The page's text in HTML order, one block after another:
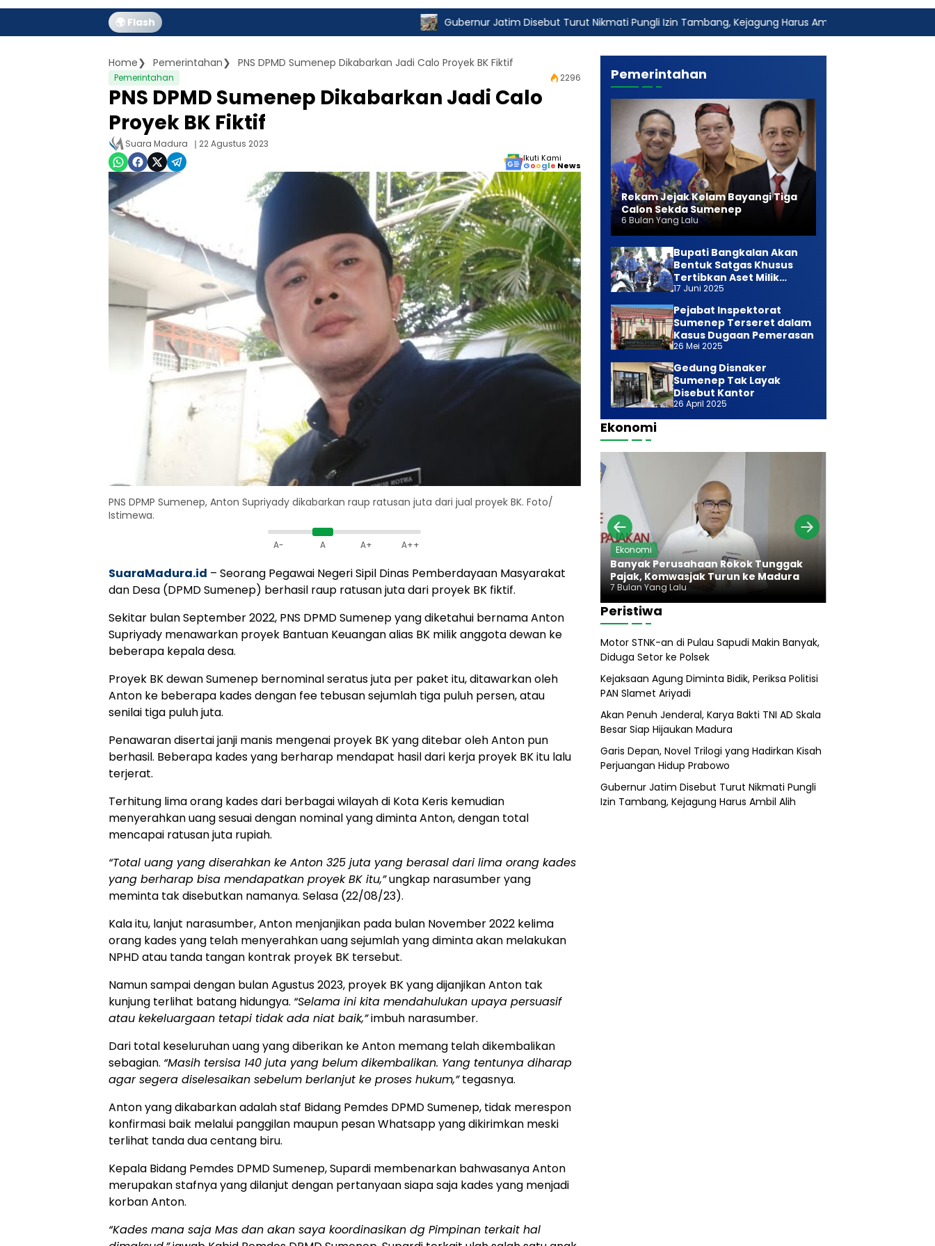
🌍 Flash Gubernur Jatim Disebut Turut Nikmati Pungli Izin Tambang, Kejagung Harus Ambil Alih
Home Pemerintahan PNS DPMD Sumenep Dikabarkan Jadi Calo Proyek BK Fiktif
Pemerintahan 2296
PNS DPMD Sumenep Dikabarkan Jadi Calo
Proyek BK Fiktif
Suara Madura 22 Agustus 2023
Ikuti Kami
Google News
PNS DPMP Sumenep, Anton Supriyady dikabarkan raup ratusan juta dari jual proyek BK. Foto/
Istimewa.
A- A A+ A++
SuaraMadura.id – Seorang Pegawai Negeri Sipil Dinas Pemberdayaan Masyarakat
dan Desa (DPMD Sumenep) berhasil raup ratusan juta dari proyek BK fiktif.
Sekitar bulan September 2022, PNS DPMD Sumenep yang diketahui bernama Anton
Supriyady menawarkan proyek Bantuan Keuangan alias BK milik anggota dewan ke
beberapa kepala desa.
Proyek BK dewan Sumenep bernominal seratus juta per paket itu, ditawarkan oleh
Anton ke beberapa kades dengan fee tebusan sejumlah tiga puluh persen, atau
senilai tiga puluh juta.
Penawaran disertai janji manis mengenai proyek BK yang ditebar oleh Anton pun
berhasil. Beberapa kades yang berharap mendapat hasil dari kerja proyek BK itu lalu
terjerat.
Terhitung lima orang kades dari berbagai wilayah di Kota Keris kemudian
menyerahkan uang sesuai dengan nominal yang diminta Anton, dengan total
mencapai ratusan juta rupiah.
“Total uang yang diserahkan ke Anton 325 juta yang berasal dari lima orang kades
yang berharap bisa mendapatkan proyek BK itu,”ungkap narasumber yang
meminta tak disebutkan namanya. Selasa (22/08/23).
Kala itu, lanjut narasumber, Anton menjanjikan pada bulan November 2022 kelima
orang kades yang telah menyerahkan uang sejumlah yang diminta akan melakukan
NPHD atau tanda tangan kontrak proyek BK tersebut.
Namun sampai dengan bulan Agustus 2023, proyek BK yang dijanjikan Anton tak
kunjung terlihat batang hidungya. “Selama ini kita mendahulukan upaya persuasif
atau kekeluargaan tetapi tidak ada niat baik,”imbuh narasumber.
Dari total keseluruhan uang yang diberikan ke Anton memang telah dikembalikan
sebagian. “Masih tersisa 140 juta yang belum dikembalikan. Yang tentunya diharap
agar segera diselesaikan sebelum berlanjut ke proses hukum,”tegasnya.
Anton yang dikabarkan adalah staf Bidang Pemdes DPMD Sumenep, tidak merespon
konfirmasi baik melalui panggilan maupun pesan Whatsapp yang dikirimkan meski
terlihat tanda dua centang biru.
Kepala Bidang Pemdes DPMD Sumenep, Supardi membenarkan bahwasanya Anton
merupakan stafnya yang dilanjut dengan pertanyaan siapa saja kades yang menjadi
korban Anton.
“Kades mana saja Mas dan akan saya koordinasikan dg Pimpinan terkait hal
Pemerintahan
Rekam Jejak Kelam Bayangi Tiga
Calon Sekda Sumenep
6 Bulan Yang Lalu
Bupati Bangkalan Akan
Bentuk Satgas Khusus
Tertibkan Aset Milik
Daerah
17 Juni 2025
Pejabat Inspektorat
Sumenep Terseret dalam
Kasus Dugaan Pemerasan
26 Mei 2025
Gedung Disnaker
Sumenep Tak Layak
Disebut Kantor
26 April 2025
Ekonomi
Ekonomi
Banyak Perusahaan Rokok Tunggak
Pajak, Komwasjak Turun ke Madura
7 Bulan Yang Lalu
Peristiwa
Motor STNK-an di Pulau Sapudi Makin Banyak,
Diduga Setor ke Polsek
Kejaksaan Agung Diminta Bidik, Periksa Politisi
PAN Slamet Ariyadi
Akan Penuh Jenderal, Karya Bakti TNI AD Skala
Besar Siap Hijaukan Madura
Garis Depan, Novel Trilogi yang Hadirkan Kisah
Perjuangan Hidup Prabowo
Gubernur Jatim Disebut Turut Nikmati Pungli
Izin Tambang, Kejagung Harus Ambil Alih